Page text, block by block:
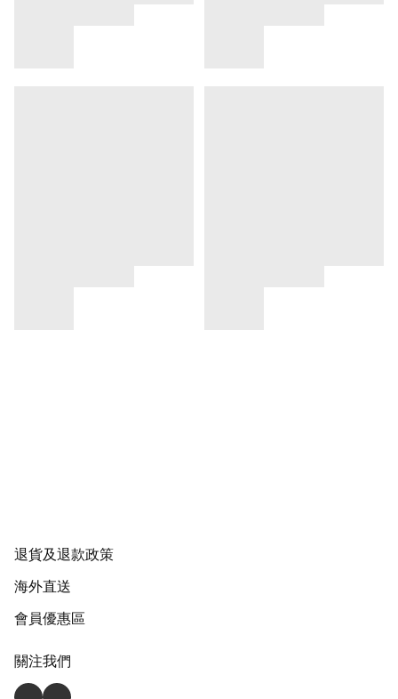
退貨及退款政策
海外直送
會員優惠區
關注我們